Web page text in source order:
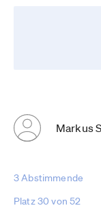
Markus
3 Abstimmende
Platz 30 von 52